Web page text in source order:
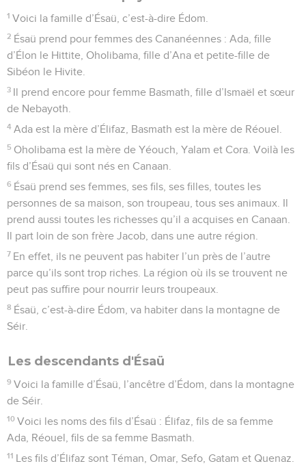
1 Voici la famille d’Ésaü, c’est-à-dire Édom.
2 Ésaü prend pour femmes des Cananéennes : Ada, fille
d’Élon le Hittite, Oholibama, fille d’Ana et petite-fille de
Sibéon le Hivite.
3 Il prend encore pour femme Basmath, fille d’Ismaël et sœur
de Nebayoth.
4 Ada est la mère d’Élifaz, Basmath est la mère de Réouel.
5 Oholibama est la mère de Yéouch, Yalam et Cora. Voilà les
fils d’Ésaü qui sont nés en Canaan.
6 Ésaü prend ses femmes, ses fils, ses filles, toutes les
personnes de sa maison, son troupeau, tous ses animaux. Il
prend aussi toutes les richesses qu’il a acquises en Canaan.
Il part loin de son frère Jacob, dans une autre région.
7 En effet, ils ne peuvent pas habiter l’un près de l’autre
parce qu’ils sont trop riches. La région où ils se trouvent ne
peut pas suffire pour nourrir leurs troupeaux.
8 Ésaü, c’est-à-dire Édom, va habiter dans la montagne de
Séir.
Les descendants d'Ésaü
9 Voici la famille d’Ésaü, l’ancêtre d’Édom, dans la montagne
de Séir.
10 Voici les noms des fils d’Ésaü : Élifaz, fils de sa femme
Ada, Réouel, fils de sa femme Basmath.
11 Les fils d’Élifaz sont Téman, Omar, Sefo, Gatam et Quenaz.